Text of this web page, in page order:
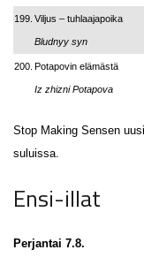
199. Viljus – tuhlaajapoika
Bludnyy syn
200. Potapovin elämästä
Iz zhizni Potapova
Stop Making Sensen
suluissa.
Ensi-illat
Perjantai 7.8.